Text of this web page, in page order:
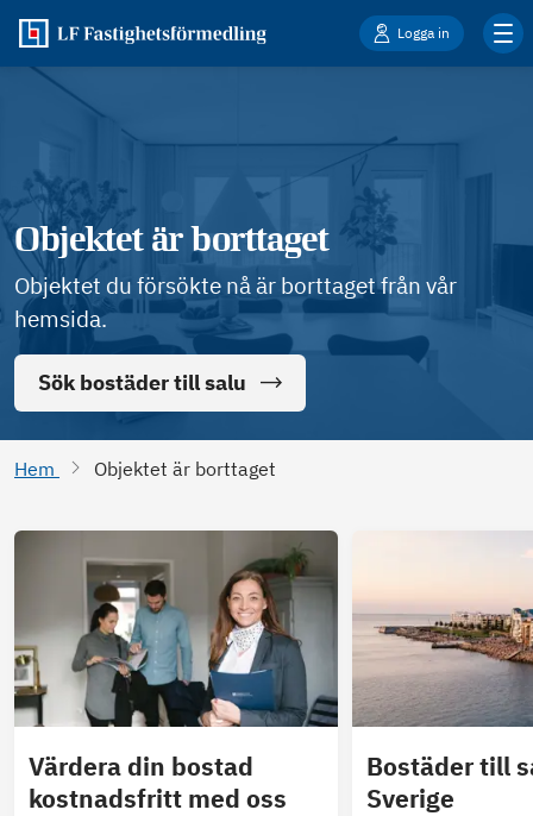
Logga in
Objektet är borttaget
Objektet du försökte nå är borttaget från vår
hemsida.
Sök bostäder till salu
Hem Objektet är borttaget
Värdera din bostad
kostnadsfritt med oss
Bostäder till
Sverige